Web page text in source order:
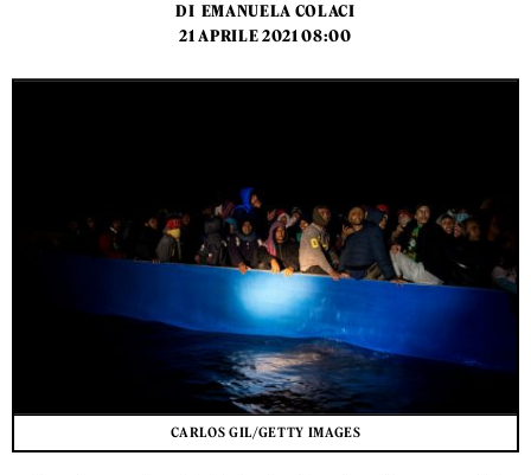
DI EMANUELA COLACI
21 APRILE 2021 08:00
CARLOS GIL/GETTY IMAGES